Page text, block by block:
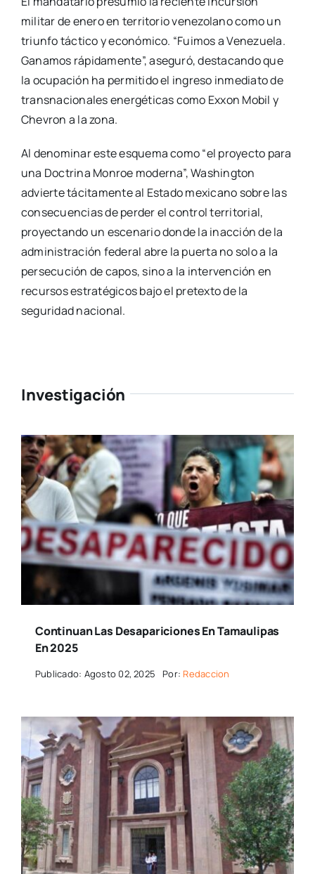
militar de enero en territorio venezolano como un
triunfo táctico y económico. “Fuimos a Venezuela.
Ganamos rápidamente”, aseguró, destacando que
la ocupación ha permitido el ingreso inmediato de
transnacionales energéticas como Exxon Mobil y
Chevron a la zona.
Al denominar este esquema como “el proyecto para
una Doctrina Monroe moderna”, Washington
advierte tácitamente al Estado mexicano sobre las
consecuencias de perder el control territorial,
proyectando un escenario donde la inacción de la
administración federal abre la puerta no solo a la
persecución de capos, sino a la intervención en
recursos estratégicos bajo el pretexto de la
seguridad nacional.
Investigación
Continuan Las Desapariciones En Tamaulipas
En 2025
Publicado: Agosto 02, 2025 Por: Redaccion